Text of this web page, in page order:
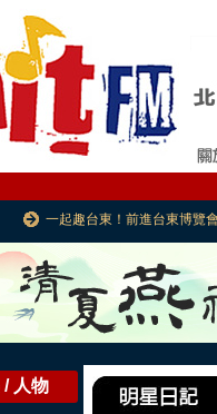
一起趣台東！前進台東博覽會
/ 人物